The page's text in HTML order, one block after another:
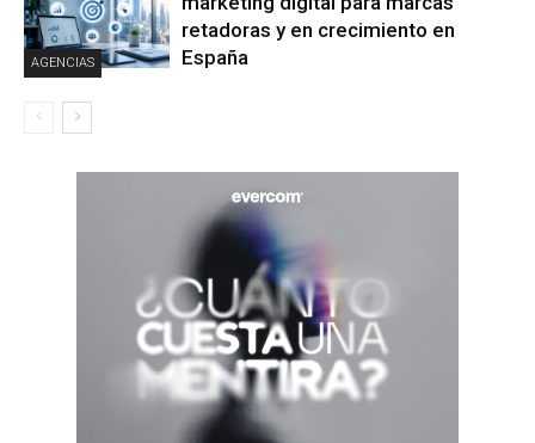
AGENCIAS
retadoras y en crecimiento en
España